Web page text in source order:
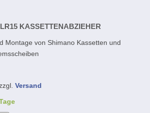
KASSETTENABZIEHER
Montage von Shimano Kassetten und
Versand